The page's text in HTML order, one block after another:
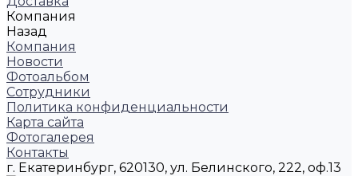
Компания
Назад
Компания
Новости
Фотоальбом
Сотрудники
Политика конфиденциальности
Карта сайта
Фотогалерея
Контакты
г. Екатеринбург, 620130, ул. Белинского, 222, оф.13